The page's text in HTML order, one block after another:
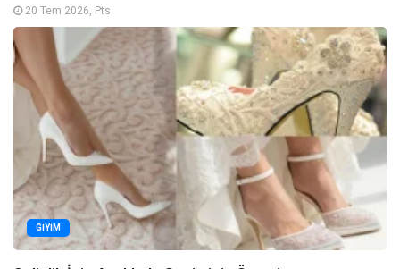
20 Tem 2026, Pts
GIYIM